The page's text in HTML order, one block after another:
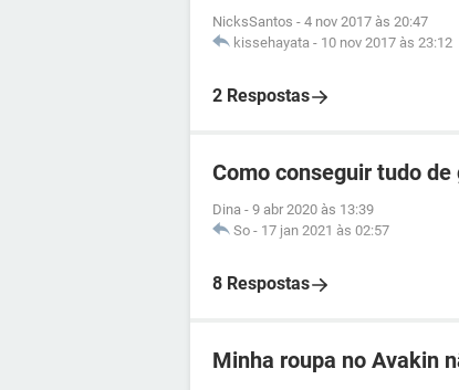
NicksSantos - 4 nov 2017 às 20:47
kissehayata - 10 nov 2017 às 23:12
2 Respostas
Como conseguir tudo
Dina - 9 abr 2020 às 13:39
So - 17 jan 2021 às 02:57
8 Respostas
Minha roupa no Avakin